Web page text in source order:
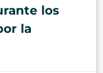
los
la